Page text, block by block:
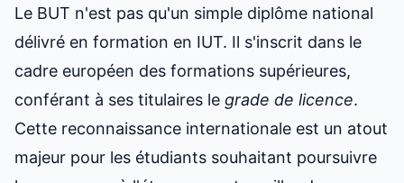
Le BUT n'est pas qu'un simple diplôme national
délivré en formation en IUT. Il s'inscrit dans le
cadre européen des formations supérieures,
conférant à ses titulaires le grade de licence.
Cette reconnaissance internationale est un atout
majeur pour les étudiants souhaitant poursuivre